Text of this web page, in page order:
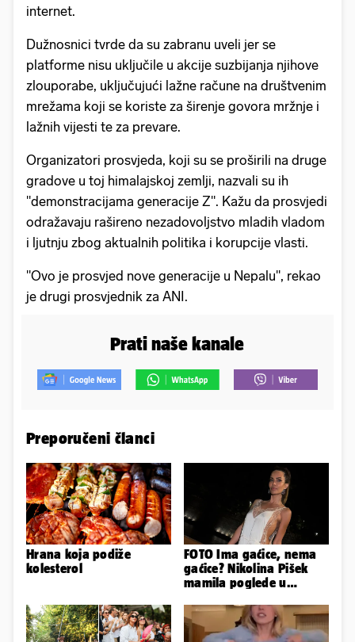
internet.
Dužnosnici tvrde da su zabranu uveli jer se
platforme nisu uključile u akcije suzbijanja njihove
zlouporabe, uključujući lažne račune na društvenim
mrežama koji se koriste za širenje govora mržnje i
lažnih vijesti te za prevare.
Organizatori prosvjeda, koji su se proširili na druge
gradove u toj himalajskoj zemlji, nazvali su ih
"demonstracijama generacije Z". Kažu da prosvjedi
odražavaju rašireno nezadovoljstvo mladih vladom
i ljutnju zbog aktualnih politika i korupcije vlasti.
"Ovo je prosvjed nove generacije u Nepalu", rekao
je drugi prosvjednik za ANI.
Prati naše kanale
Preporučeni članci
Hrana koja podiže
kolesterol
FOTO Ima gaćice, nema
gaćice? Nikolina Pišek
mamila poglede u
kombinezonu